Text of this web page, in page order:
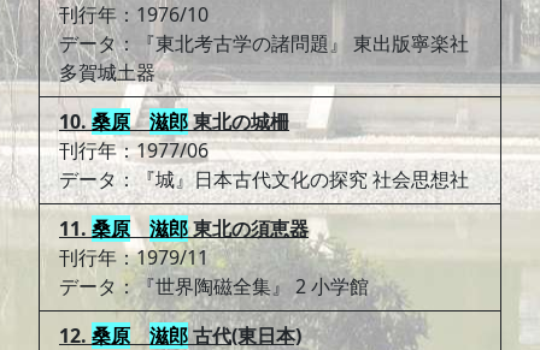
刊行年：1976/10
データ：『東北考古学の諸問題』 東出版寧楽社
多賀城土器
10. 桑原 滋郎東北の城柵
刊行年：1977/06
データ：『城』日本古代文化の探究 社会思想社
11. 桑原 滋郎東北の須恵器
刊行年：1979/11
データ：『世界陶磁全集』 2 小学館
12. 桑原 滋郎古代(東日本)